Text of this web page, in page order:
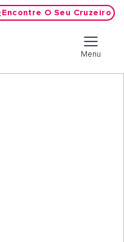
Encontre O Seu Cruzeiro
Menu